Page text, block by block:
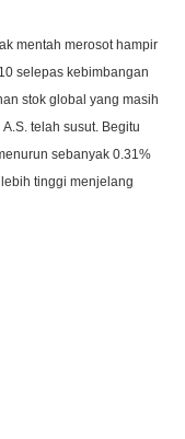
mentah merosot hampir
selepas kebimbangan
stok global yang masih
telah susut. Begitu
sebanyak 0.31%
tinggi menjelang